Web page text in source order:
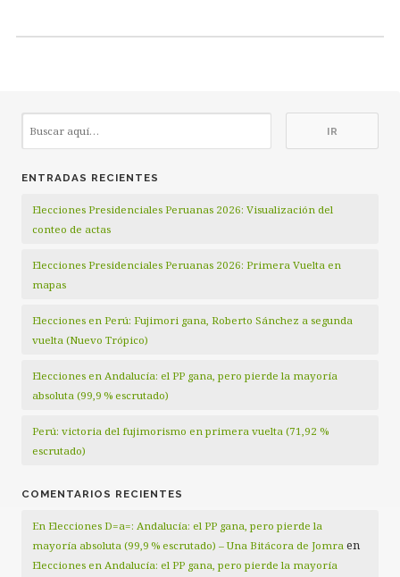
ENTRADAS RECIENTES
Elecciones Presidenciales Peruanas 2026: Visualización del
conteo de actas
Elecciones Presidenciales Peruanas 2026: Primera Vuelta en
mapas
Elecciones en Perú: Fujimori gana, Roberto Sánchez a segunda
vuelta (Nuevo Trópico)
Elecciones en Andalucía: el PP gana, pero pierde la mayoría
absoluta (99,9 % escrutado)
Perú: victoria del fujimorismo en primera vuelta (71,92 %
escrutado)
COMENTARIOS RECIENTES
En Elecciones D=a=: Andalucía: el PP gana, pero pierde la
mayoría absoluta (99,9 % escrutado) – Una Bitácora de Jomra en
Elecciones en Andalucía: el PP gana, pero pierde la mayoría